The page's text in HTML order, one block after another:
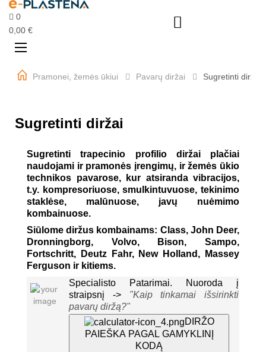

0
0,00 €
Perjungti
☰
Pramonei, žemės ūkiui Pavarų diržai Sugretinti diržai
Sugretinti diržai
Sugretinti trapecinio profilio diržai plačiai
naudojami ir pramonės įrengimų, ir žemės ūkio
technikos pavarose, kur atsiranda vibracijos,
t.y. kompresoriuose, smulkintuvuose, tekinimo
staklėse, malūnuose, javų nuėmimo
kombainuose.
Siūlome diržus kombainams: Class, John Deer,
Dronningborg, Volvo, Bison, Sampo,
Fortschritt, Deutz Fahr, New Holland, Massey
Ferguson ir kitiems.
Specialisto Patarimai. Nuoroda į
straipsnį ->"Kaip tinkamai išsirinkti
pavarų diržą?"
DIRŽO
PAIEŠKA PAGAL GAMYKLINĮ
KODĄ